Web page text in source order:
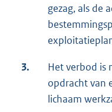
gezag, als de
3.
Het verbod is
opdracht van
lichaam